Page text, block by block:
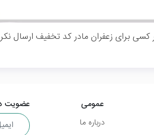
برای زعفران مادر کد تخفیف ارسال
عضویت
عمومی
درباره ما